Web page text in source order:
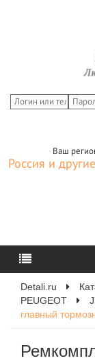
Ваш
Россия и
Detali.ru
PEUGEOT
главный